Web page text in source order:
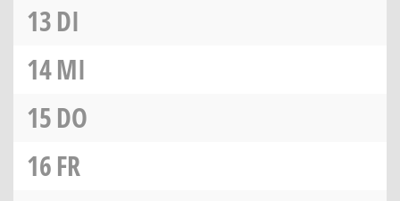
13DI
14MI
15DO
16FR